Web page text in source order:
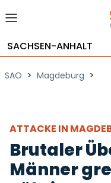
SACHSEN-ANHALT
SAO > Magdeburg >
ATTACKE IN
Brutaler
Männer